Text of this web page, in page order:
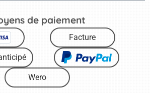
de paiement
Facture
Wero